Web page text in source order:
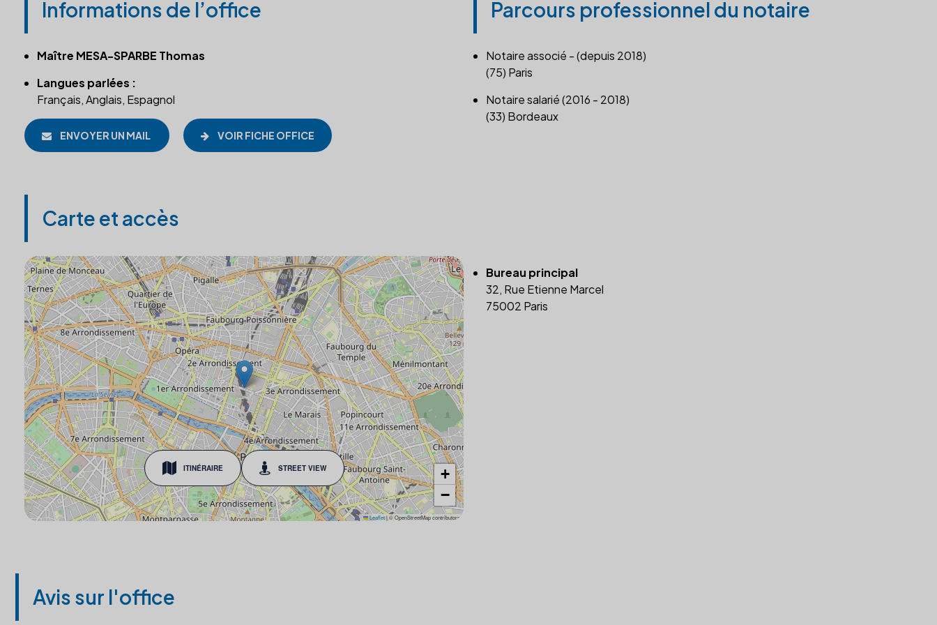
Informations de l’office
Maître MESA-SPARBE Thomas
Langues parlées :
Français, Anglais, Espagnol
ENVOYER UN MAIL VOIR FICHE OFFICE
Parcours professionnel du notaire
Notaire associé - (depuis 2018)
(75) Paris
Notaire salarié (2016 - 2018)
(33) Bordeaux
Carte et accès
ITINÉRAIRE STREET VIEW
+
−
Leaflet |© OpenStreetMap contributors
Bureau principal
32, Rue Etienne Marcel
75002 Paris
Avis sur l'office